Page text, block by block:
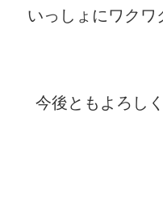
いっしょにワクワ
今後ともよろし